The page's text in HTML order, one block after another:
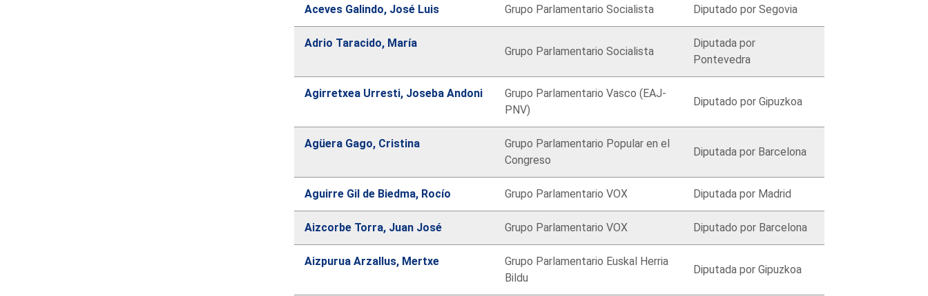
Aceves Galindo, José Luis Grupo Parlamentario Socialista Diputado por Segovia
Adrio Taracido, María
Grupo Parlamentario Socialista
Diputada por
Pontevedra
Agirretxea Urresti, Joseba Andoni
Grupo Parlamentario Vasco (EAJ-
PNV)
Diputado por Gipuzkoa
Agüera Gago, Cristina
Grupo Parlamentario Popular en el
Congreso
Diputada por Barcelona
Aguirre Gil de Biedma, Rocío Grupo Parlamentario VOX Diputada por Madrid
Aizcorbe Torra, Juan José Grupo Parlamentario VOX Diputado por Barcelona
Aizpurua Arzallus, Mertxe
Grupo Parlamentario Euskal Herria
Bildu
Diputada por Gipuzkoa